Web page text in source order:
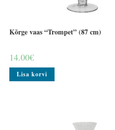
Kõrge vaas “Trompet” (87 cm)
14.00€
Lisa korvi